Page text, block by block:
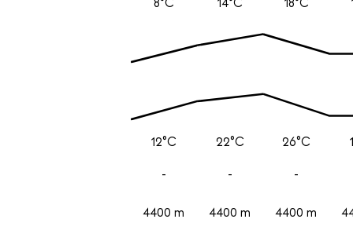
12°C
-
4400 m
22°C
-
4400 m
26°C
-
4400 m